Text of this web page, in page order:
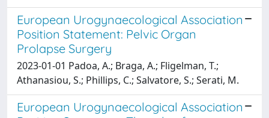
European Urogynaecological Association
Position Statement: Pelvic Organ
Prolapse Surgery
2023-01-01 Padoa, A.; Braga, A.; Fligelman, T.;
Athanasiou, S.; Phillips, C.; Salvatore, S.; Serati, M.
European Urogynaecological Association